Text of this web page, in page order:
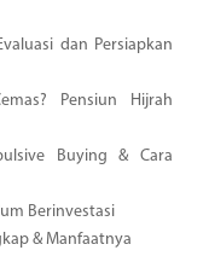
dan Persiapkan
Pensiun Hijrah
Buying & Cara
Berinvestasi
& Manfaatnya